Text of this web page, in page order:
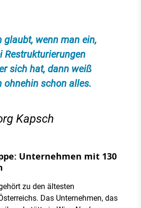
glaubt, wenn man ein,
Restrukturierungen
sich hat, dann weiß
ohnehin schon alles.
Kapsch
Unternehmen mit 130
zu den ältesten
Das Unternehmen, das